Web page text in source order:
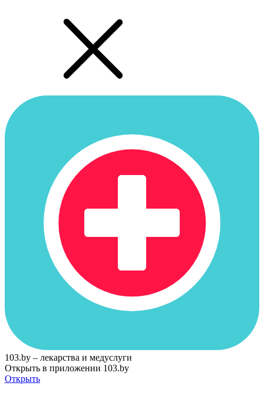
103.by – лекарства и медуслуги
Открыть в приложении 103.by
Открыть